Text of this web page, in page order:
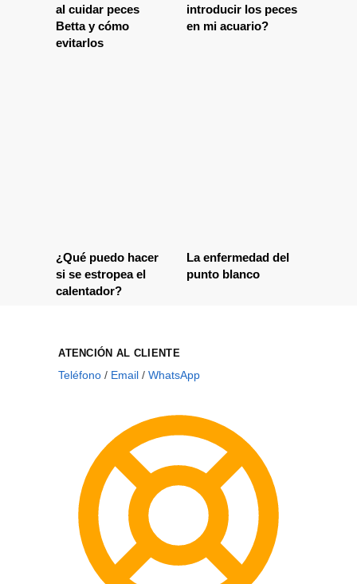
al cuidar peces
Betta y cómo
evitarlos
introducir los peces
en mi acuario?
¿Qué puedo hacer
si se estropea el
calentador?
La enfermedad del
punto blanco
ATENCIÓN AL CLIENTE
Teléfono / Email /WhatsApp